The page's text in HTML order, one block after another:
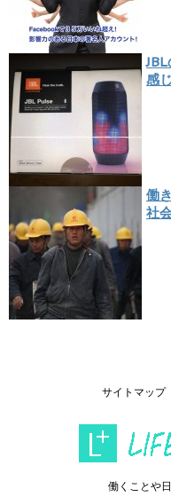
感
働
社
サイトマップ
働くことや